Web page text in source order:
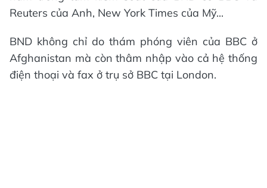
Reuters của Anh, New York Times của Mỹ...
BND không chỉ do thám phóng viên của BBC ở
Afghanistan mà còn thâm nhập vào cả hệ thống
điện thoại và fax ở trụ sở BBC tại London.